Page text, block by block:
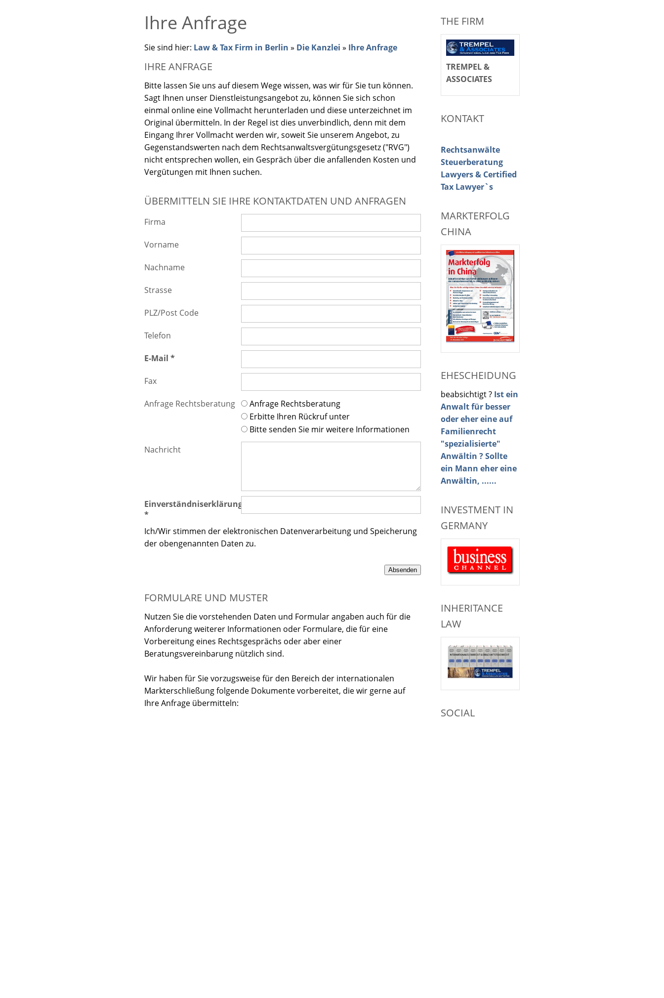
Ihre Anfrage
Sie sind hier: Law & Tax Firm in Berlin » Die Kanzlei » Ihre Anfrage
IHRE ANFRAGE
Bitte lassen Sie uns auf diesem Wege wissen, was wir für Sie tun können.
Sagt Ihnen unser Dienstleistungsangebot zu, können Sie sich schon
einmal online eine Vollmacht herunterladen und diese unterzeichnet im
Original übermitteln. In der Regel ist dies unverbindlich, denn mit dem
Eingang Ihrer Vollmacht werden wir, soweit Sie unserem Angebot, zu
Gegenstandswerten nach dem Rechtsanwaltsvergütungsgesetz ("RVG")
nicht entsprechen wollen, ein Gespräch über die anfallenden Kosten und
Vergütungen mit Ihnen suchen.
ÜBERMITTELN SIE IHRE KONTAKTDATEN UND ANFRAGEN
Firma
Vorname
Nachname
Strasse
PLZ/Post Code
Telefon
E-Mail *
Fax
Anfrage Rechtsberatung
Anfrage Rechtsberatung
Erbitte Ihren Rückruf unter
Bitte senden Sie mir weitere Informationen
Nachricht
Einverständniserklärung
*
Ich/Wir stimmen der elektronischen Datenverarbeitung und Speicherung
der obengenannten Daten zu.
FORMULARE UND MUSTER
Nutzen Sie die vorstehenden Daten und Formular angaben auch für die
Anforderung weiterer Informationen oder Formulare, die für eine
Vorbereitung eines Rechtsgesprächs oder aber einer
Beratungsvereinbarung nützlich sind.
Wir haben für Sie vorzugsweise für den Bereich der internationalen
Markterschließung folgende Dokumente vorbereitet, die wir gerne auf
Ihre Anfrage übermitteln:
THE FIRM
TREMPEL &
ASSOCIATES
KONTAKT
Rechtsanwälte
Steuerberatung
Lawyers & Certified
Tax Lawyer`s
MARKTERFOLG
CHINA
EHESCHEIDUNG
beabsichtigt ? Ist ein
Anwalt für besser
oder eher eine auf
Familienrecht
"spezialisierte"
Anwältin ? Sollte
ein Mann eher eine
Anwältin, ......
INVESTMENT IN
GERMANY
INHERITANCE
LAW
SOCIAL